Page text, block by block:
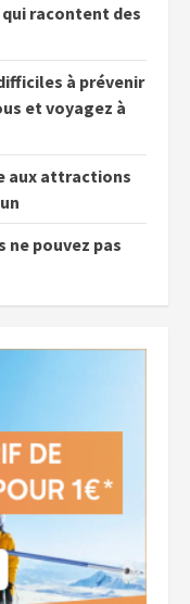
racontent des
à prévenir
et voyagez à
aux attractions
ne pouvez pas